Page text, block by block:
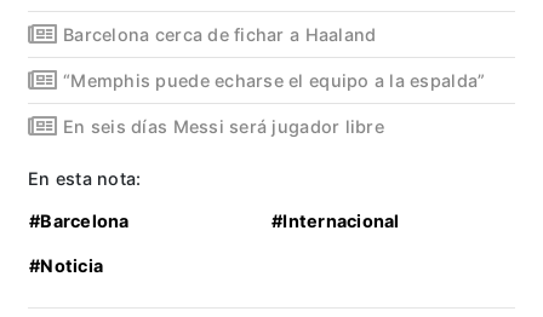
Barcelona cerca de fichar a Haaland
“Memphis puede echarse el equipo a la espalda”
En seis días Messi será jugador libre
En esta nota:
#Barcelona #Internacional
#Noticia